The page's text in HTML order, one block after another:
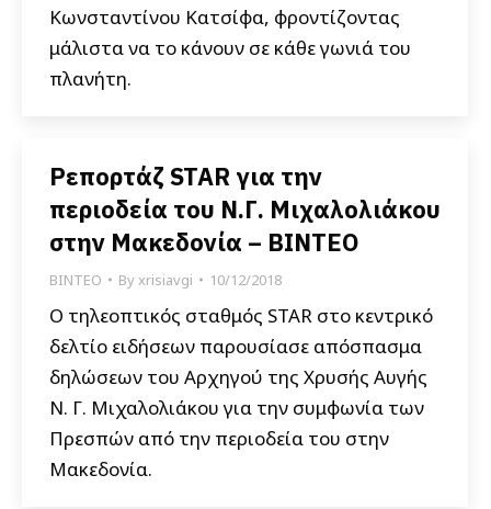
Κωνσταντίνου Κατσίφα, φροντίζοντας
μάλιστα να το κάνουν σε κάθε γωνιά του
πλανήτη.
Ρεπορτάζ STAR για την
περιοδεία του Ν.Γ. Μιχαλολιάκου
στην Μακεδονία – ΒΙΝΤΕΟ
ΒΙΝΤΕΟ Byxrisiavgi 10/12/2018
Ο τηλεοπτικός σταθμός STAR στο κεντρικό
δελτίο ειδήσεων παρουσίασε απόσπασμα
δηλώσεων του Αρχηγού της Χρυσής Αυγής
Ν. Γ. Μιχαλολιάκου για την συμφωνία των
Πρεσπών από την περιοδεία του στην
Μακεδονία.